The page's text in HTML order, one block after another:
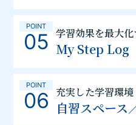
POINT
05 学習効果を最大
My Step Log
POINT
06 充実した学習環境
自習スペース